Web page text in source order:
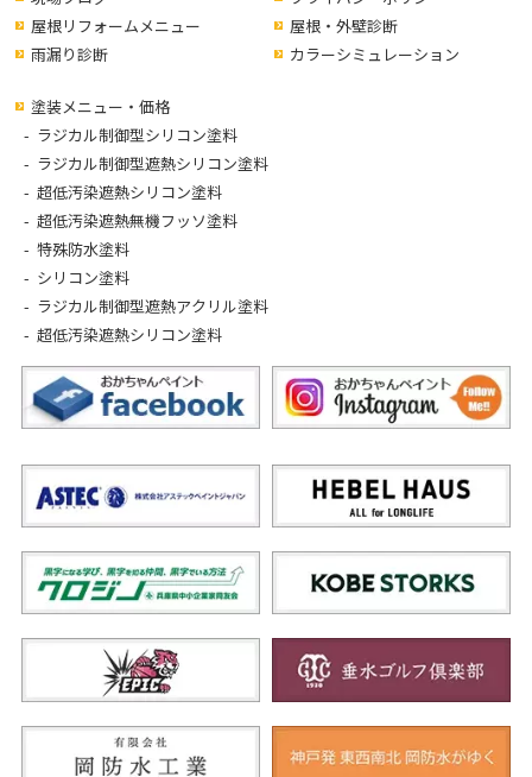
屋根リフォームメニュー
雨漏り診断
屋根・外壁診断
カラーシミュレーション
塗装メニュー・価格
ラジカル制御型シリコン塗料
ラジカル制御型遮熱シリコン塗料
超低汚染遮熱シリコン塗料
超低汚染遮熱無機フッソ塗料
特殊防水塗料
シリコン塗料
ラジカル制御型遮熱アクリル塗料
超低汚染遮熱シリコン塗料